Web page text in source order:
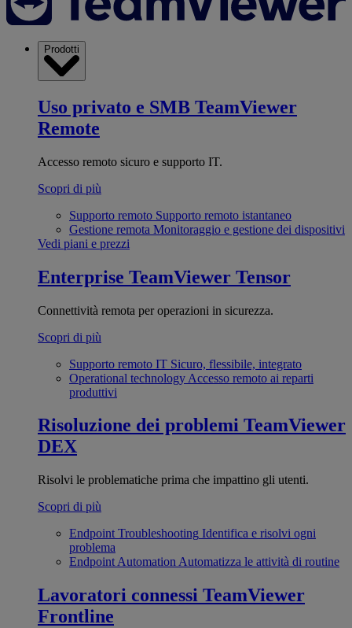
Prodotti
Uso privato e SMB TeamViewer
Remote
Accesso remoto sicuro e supporto IT.
Scopri di più
Supporto remoto Supporto remoto istantaneo
Gestione remota Monitoraggio e gestione dei dispositivi
Vedi piani e prezzi
Enterprise TeamViewer Tensor
Connettività remota per operazioni in sicurezza.
Scopri di più
Supporto remoto IT Sicuro, flessibile, integrato
Operational technology Accesso remoto ai reparti
produttivi
Risoluzione dei problemi TeamViewer
DEX
Risolvi le problematiche prima che impattino gli utenti.
Scopri di più
Endpoint Troubleshooting Identifica e risolvi ogni
problema
Endpoint Automation Automatizza le attività di routine
Lavoratori connessi TeamViewer
Frontline